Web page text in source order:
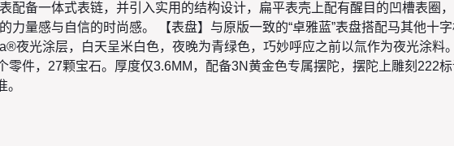
配备一体式表链，并引入实用的结构设计，扁平表壳上配有醒目的凹槽表圈
力量感与自信的时尚感。 【表盘】与原版一致的“卓雅蓝”表盘搭配马其他十
夜光涂层，白天呈米白色，夜晚为青绿色，巧妙呼应之前以氚作为夜光涂
零件，27颗宝石。厚度仅3.6MM，配备3N黄金色专属摆陀，摆陀上雕刻222